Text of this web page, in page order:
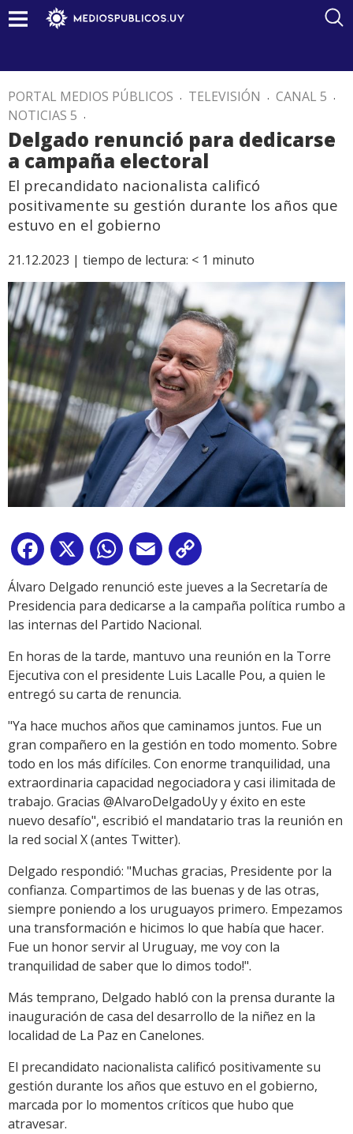
PORTAL MEDIOS PÚBLICOS . TELEVISIÓN . CANAL 5 .
NOTICIAS 5 .
Delgado renunció para dedicarse
a campaña electoral
El precandidato nacionalista calificó
positivamente su gestión durante los años que
estuvo en el gobierno
21.12.2023 | tiempo de lectura: < 1 minuto
Facebook
X WhatsApp
Email
Link
Álvaro Delgado renunció este jueves a la Secretaría de
Presidencia para dedicarse a la campaña política rumbo a
las internas del Partido Nacional.
En horas de la tarde, mantuvo una reunión en la Torre
Ejecutiva con el presidente Luis Lacalle Pou, a quien le
entregó su carta de renuncia.
"Ya hace muchos años que caminamos juntos. Fue un
gran compañero en la gestión en todo momento. Sobre
todo en los más difíciles. Con enorme tranquilidad, una
extraordinaria capacidad negociadora y casi ilimitada de
trabajo. Gracias @AlvaroDelgadoUy y éxito en este
nuevo desafío", escribió el mandatario tras la reunión en
la red social X (antes Twitter).
Delgado respondió: "Muchas gracias, Presidente por la
confianza. Compartimos de las buenas y de las otras,
siempre poniendo a los uruguayos primero. Empezamos
una transformación e hicimos lo que había que hacer.
Fue un honor servir al Uruguay, me voy con la
tranquilidad de saber que lo dimos todo!".
Más temprano, Delgado habló con la prensa durante la
inauguración de casa del desarrollo de la niñez en la
localidad de La Paz en Canelones.
El precandidato nacionalista calificó positivamente su
gestión durante los años que estuvo en el gobierno,
marcada por lo momentos críticos que hubo que
atravesar.